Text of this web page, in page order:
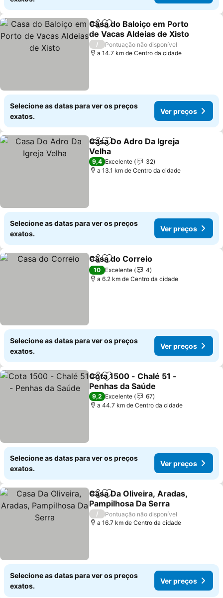
PartilharAdicionar aos favoritos
Casa do Baloiço em Porto
de Vacas Aldeias de Xisto
/
Pontuação não disponível
a 14.7 km de Centro da cidade
Selecione as datas para ver os preços
exatos.
Ver preços
PartilharAdicionar aos favoritos
Casa Do Adro Da Igreja
Velha
9,4 Excelente
32
a 13.1 km de Centro da cidade
Selecione as datas para ver os preços
exatos.
Ver preços
PartilharAdicionar aos favoritos
Casa do Correio
10 Excelente
4
a 6.2 km de Centro da cidade
Selecione as datas para ver os preços
exatos.
Ver preços
PartilharAdicionar aos favoritos
Cota 1500 - Chalé 51 -
Penhas da Saúde
9,2 Excelente
67
a 44.7 km de Centro da cidade
Selecione as datas para ver os preços
exatos.
Ver preços
PartilharAdicionar aos favoritos
Casa Da Oliveira, Aradas,
Pampilhosa Da Serra
/
Pontuação não disponível
a 16.7 km de Centro da cidade
Selecione as datas para ver os preços
exatos.
Ver preços